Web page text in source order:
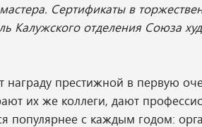
Сертификаты в
Калужского отделения Союза
награду престижной в первую
их же коллеги, дают
популярнее с каждым годом: